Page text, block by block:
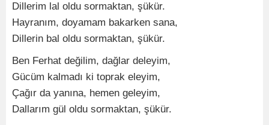
Dillerim lal oldu sormaktan, şükür.
Hayranım, doyamam bakarken sana,
Dillerin bal oldu sormaktan, şükür.
Ben Ferhat değilim, dağlar deleyim,
Gücüm kalmadı ki toprak eleyim,
Çağır da yanına, hemen geleyim,
Dallarım gül oldu sormaktan, şükür.